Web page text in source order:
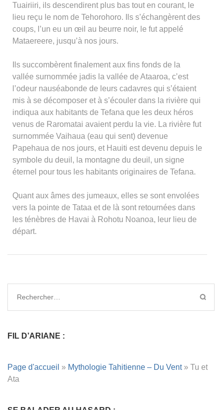
Tuairiiri, ils descendirent plus bas tout en courant, le
lieu reçu le nom de Tehorohoro. Ils s’échangèrent des
coups, l’un eu un œil au beurre noir, le fut appelé
Mataereere, jusqu’à nos jours.
Ils succombèrent finalement aux fins fonds de la
vallée surnommée jadis la vallée de Ataaroa, c’est
l’odeur nauséabonde de leurs cadavres qui s’étaient
mis à se décomposer et à s’écouler dans la rivière qui
indiqua aux habitants de Tefana que les deux héros
venus de Raromatai avaient perdu la vie. La rivière fut
surnommée Vaihaua (eau qui sent) devenue
Papehaua de nos jours, et Hauiti est devenu depuis le
symbole du deuil, la montagne du deuil, un signe
éternel pour tous les habitants originaires de Tefana.
Quant aux âmes des jumeaux, elles se sont envolées
vers la pointe de Tataa et de là sont retournées dans
les ténèbres de Havai à Rohotu Noanoa, leur lieu de
départ.
FIL D’ARIANE :
Page d'accueil » Mythologie Tahitienne – Du Vent» Tu et
Ata